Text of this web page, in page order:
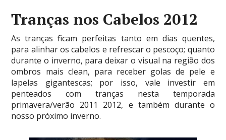
Tranças nos Cabelos 2012
As tranças ficam perfeitas tanto em dias quentes,
para alinhar os cabelos e refrescar o pescoço; quanto
durante o inverno, para deixar o visual na região dos
ombros mais clean, para receber golas de pele e
lapelas gigantescas; por isso, vale investir em
penteados com tranças nesta temporada
primavera/verão 2011 2012, e também durante o
nosso próximo inverno.